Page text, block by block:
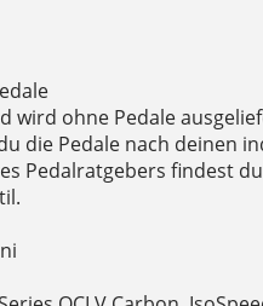
wird ohne Pedale
die Pedale nach deinen
Pedalratgebers findest